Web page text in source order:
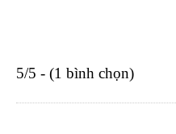
5/5 - (1 bình chọn)